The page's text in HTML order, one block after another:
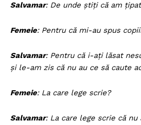
Salvamar: De unde ştiţi că am
Femeie: Pentru că mi-au spus
Salvamar: Pentru că i-aţi lăsat
şi le-am zis că nu au ce să caute
Femeie: La care lege scrie?
Salvamar: La care lege scrie că nu